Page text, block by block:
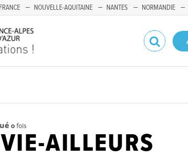
NOUVELLE-AQUITAINE NANTES NORMANDIE
0fois
AILLEURS